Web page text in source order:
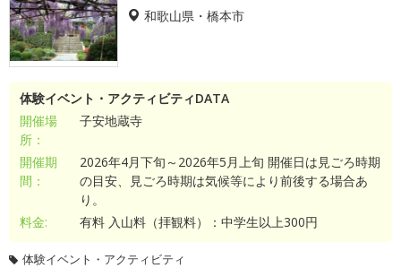
和歌山県・橋本市
体験イベント・アクティビティDATA
開催場
所：
子安地蔵寺
開催期
間：
2026年4月下旬～2026年5月上旬 開催日は見ごろ時期
の目安、見ごろ時期は気候等により前後する場合あ
り。
料金:
有料 入山料（拝観料）：中学生以上300円
体験イベント・アクティビティ